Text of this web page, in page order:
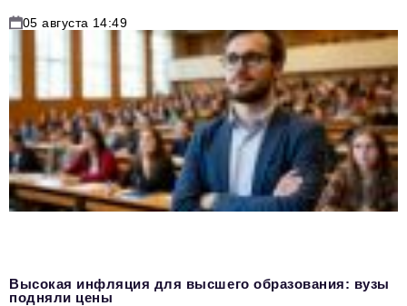
05 августа 14:49
Высокая инфляция для высшего образования: вузы
подняли цены